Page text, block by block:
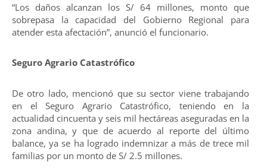
“Los daños alcanzan los S/ 64 millones, monto que
sobrepasa la capacidad del Gobierno Regional para
atender esta afectación”, anunció el funcionario.
Seguro Agrario Catastrófico
De otro lado, mencionó que su sector viene trabajando
en el Seguro Agrario Catastrófico, teniendo en la
actualidad cincuenta y seis mil hectáreas aseguradas en la
zona andina, y que de acuerdo al reporte del último
balance, ya se ha logrado indemnizar a más de trece mil
familias por un monto de S/ 2.5 millones.